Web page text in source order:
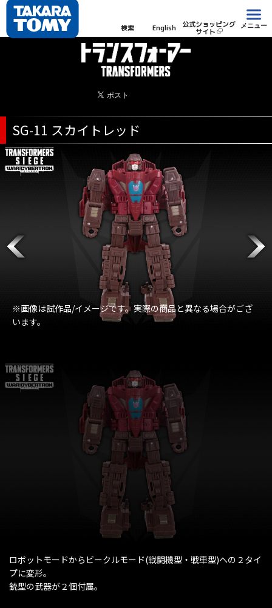
検索 English 公式ショッピング
サイト
メニュー
SG-11 スカイトレッド
※画像は試作品/イメージです。実際の商品と異なる場合がござ
います。
ロボットモードからビークルモード(戦闘機型・戦車型)への２タイ
プに変形。
銃型の武器が２個付属。